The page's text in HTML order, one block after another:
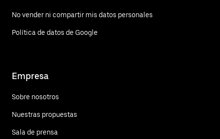
No vender ni compartir mis datos personales
Política de datos de Google
Empresa
Sobre nosotros
Nuestras propuestas
Sala de prensa